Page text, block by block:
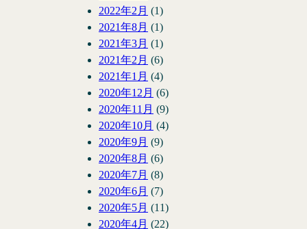
2022年2月 (1)
2021年8月 (1)
2021年3月 (1)
2021年2月 (6)
2021年1月 (4)
2020年12月 (6)
2020年11月 (9)
2020年10月 (4)
2020年9月 (9)
2020年8月 (6)
2020年7月 (8)
2020年6月 (7)
2020年5月 (11)
2020年4月 (22)